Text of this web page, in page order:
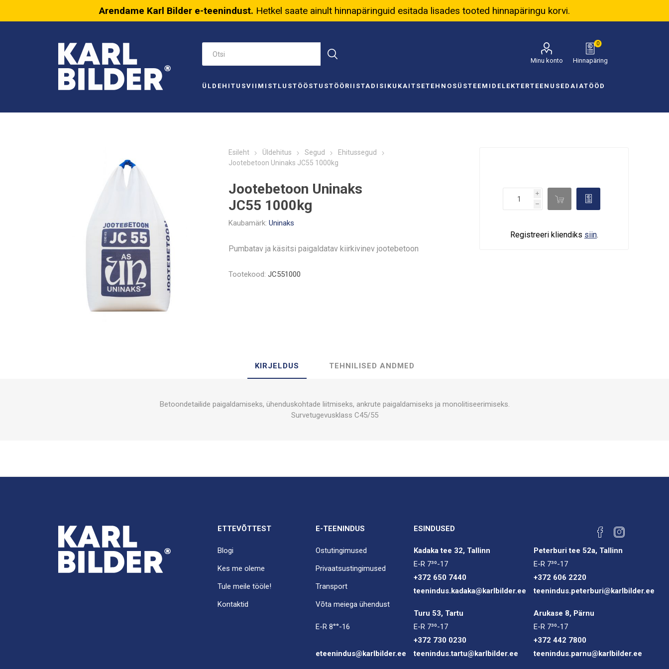
Arendame Karl Bilder e-teenindust. Hetkel saate ainult hinnapäringuid esitada lisades tooted hinnapäringu korvi.
Minu konto Hinnapäring
0
ÜLDEHITUSVIIMISTLUSTÖÖSTUSTÖÖRIISTAD ISIKUKAITSETEHNOSÜSTEEMID ELEKTERTEENUSEDAIATÖÖD
Esileht Üldehitus Segud
Ehitussegud
Jootebetoon Uninaks JC55 1000kg
Jootebetoon Uninaks
JC55 1000kg
Kaubamärk: Uninaks
Pumbatav ja käsitsi paigaldatav kiirkivinev jootebetoon
Tootekood: JC551000
i
h
d 
Registreeri kliendiks siin.
KIRJELDUS TEHNILISED ANDMED
Betoondetailide paigaldamiseks, ühenduskohtade liitmiseks, ankrute paigaldamiseks ja monolitiseerimiseks.
Survetugevusklass C45/55
ETTEVÕTTEST
Blogi
Kes me oleme
Tule meile tööle!
Kontaktid
E-TEENINDUS
Ostutingimused
Privaatsustingimused
Transport
Võta meiega ühendust
E-R 8°°-16
eteenindus@karlbilder.ee
ESINDUSED
Kadaka tee 32, Tallinn
E-R 7³⁰-17
+372 650 7440
teenindus.kadaka@karlbilder.ee
Peterburi tee 52a, Tallinn
E-R 7³⁰-17
+372 606 2220
teenindus.peterburi@karlbilder.ee
Turu 53, Tartu
E-R 7³⁰-17
+372 730 0230
teenindus.tartu@karlbilder.ee
Arukase 8, Pärnu
E-R 7³⁰-17
+372 442 7800
teenindus.parnu@karlbilder.ee